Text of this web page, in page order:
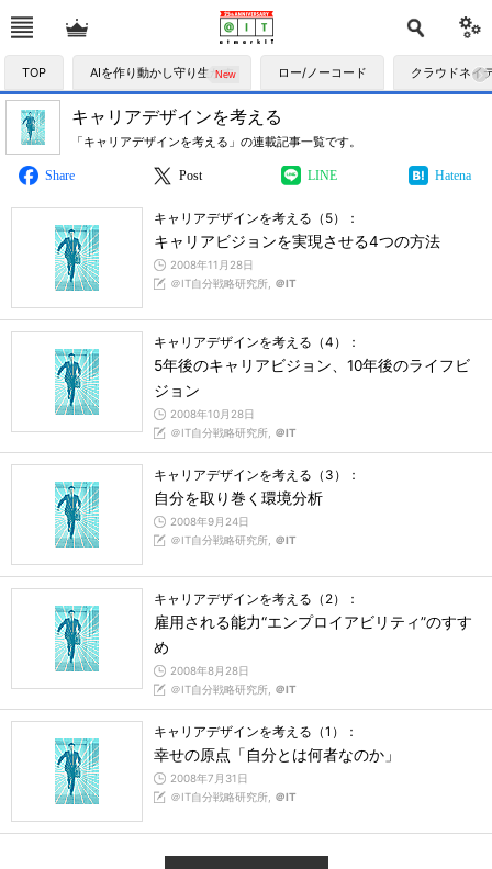
TOP AIを作り動かし守り生かす ロー/ノーコード クラウドネイ
キャリアデザインを考える
「キャリアデザインを考える」の連載記事一覧です。
Share Post LINE Hatena
キャリアデザインを考える（5）：
キャリアビジョンを実現させる4つの方法
2008年11月28日
＠IT自分戦略研究所, ＠IT
キャリアデザインを考える（4）：
5年後のキャリアビジョン、10年後のライフビ
ジョン
2008年10月28日
＠IT自分戦略研究所, ＠IT
キャリアデザインを考える（3）：
自分を取り巻く環境分析
2008年9月24日
＠IT自分戦略研究所, ＠IT
キャリアデザインを考える（2）：
雇用される能力“エンプロイアビリティ”のすす
め
2008年8月28日
＠IT自分戦略研究所, ＠IT
キャリアデザインを考える（1）：
幸せの原点「自分とは何者なのか」
2008年7月31日
＠IT自分戦略研究所, ＠IT